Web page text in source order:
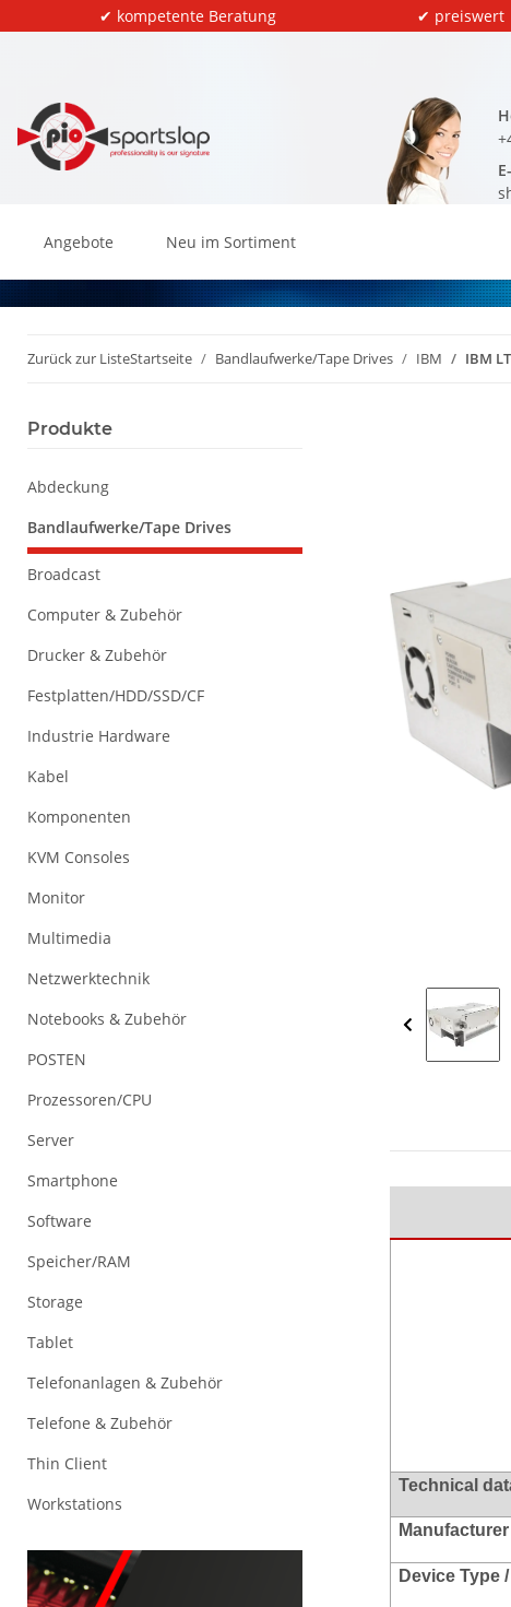
✔ kompetente Beratung ✔ preiswert
Angebote Neu im Sortiment
Zurück zur ListeStartseite Bandlaufwerke/Tape Drives IBM IBM
Technical
Device Type
Produkte
Abdeckung
Bandlaufwerke/Tape Drives
Broadcast
Computer & Zubehör
Drucker & Zubehör
Festplatten/HDD/SSD/CF
Industrie Hardware
Kabel
Komponenten
KVM Consoles
Monitor
Multimedia
Netzwerktechnik
Notebooks & Zubehör
POSTEN
Prozessoren/CPU
Server
Smartphone
Software
Speicher/RAM
Storage
Tablet
Telefonanlagen & Zubehör
Telefone & Zubehör
Thin Client
Workstations